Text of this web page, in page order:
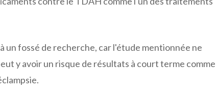
un fossé de recherche, car l'étude mentionnée ne
y avoir un risque de résultats à court terme comme